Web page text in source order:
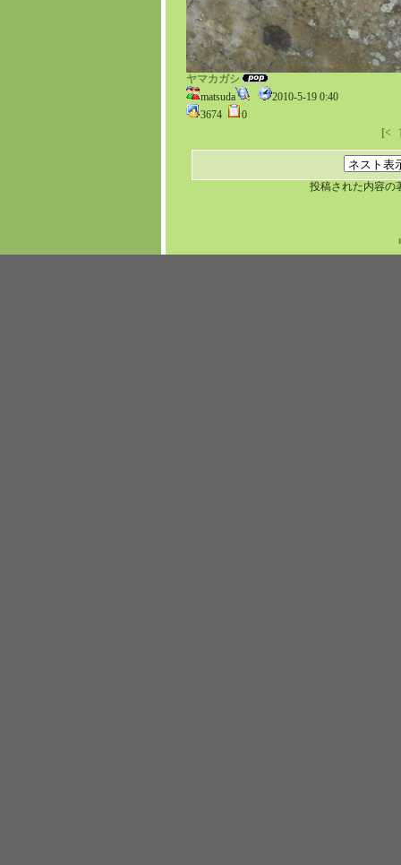
ヤマカガシ
matsuda
2010-5-19 0:40
3674
0
[<
投稿された内容の